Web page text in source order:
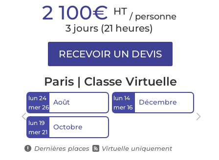
2 100€ HT / personne
3 jours (21 heures)
Paris | Classe Virtuelle
lun 24
mer 26
Août
lun 19
mer 21
Octobre
lun 14
mer 16
Décembre
 Dernières places  Virtuelle uniquement